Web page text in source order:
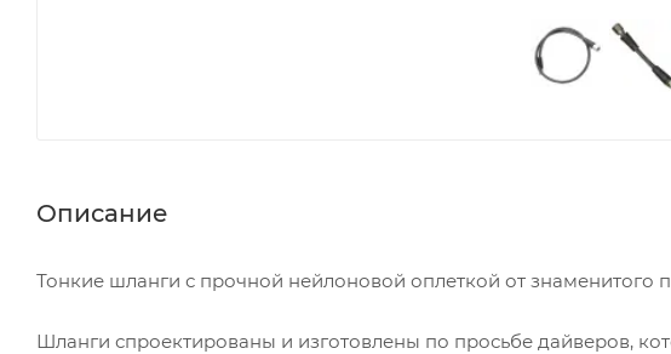
Описание
Тонкие шланги с прочной нейлоновой оплеткой от знаменитого
Шланги спроектированы и изготовлены по просьбе дайверов,